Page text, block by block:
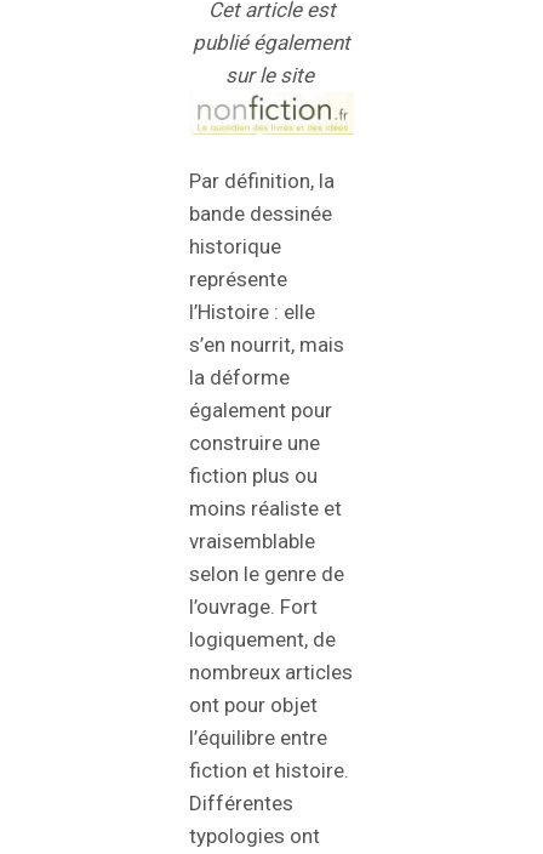
Cet article est
publié également
sur le site
Par définition, la
bande dessinée
historique
représente
l’Histoire : elle
s’en nourrit, mais
la déforme
également pour
construire une
fiction plus ou
moins réaliste et
vraisemblable
selon le genre de
l’ouvrage. Fort
logiquement, de
nombreux articles
ont pour objet
l’équilibre entre
fiction et histoire.
Différentes
typologies ont